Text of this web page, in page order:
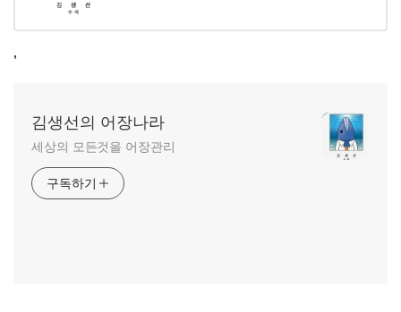
,
김생선의 어장나라
세상의 모든것을 어장관리
구독하기